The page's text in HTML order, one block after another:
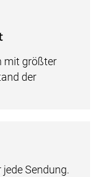
mit größter
der
Sendung.